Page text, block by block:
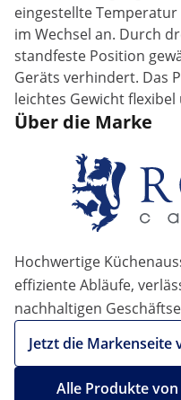
eingestellte
im Wechsel an. Durch
standfeste Position
Geräts verhindert. Das
leichtes Gewicht
Über die Marke
Hochwertige
effiziente Abläufe,
nachhaltigen
Jetzt die Markenseite
Alle Produkte von